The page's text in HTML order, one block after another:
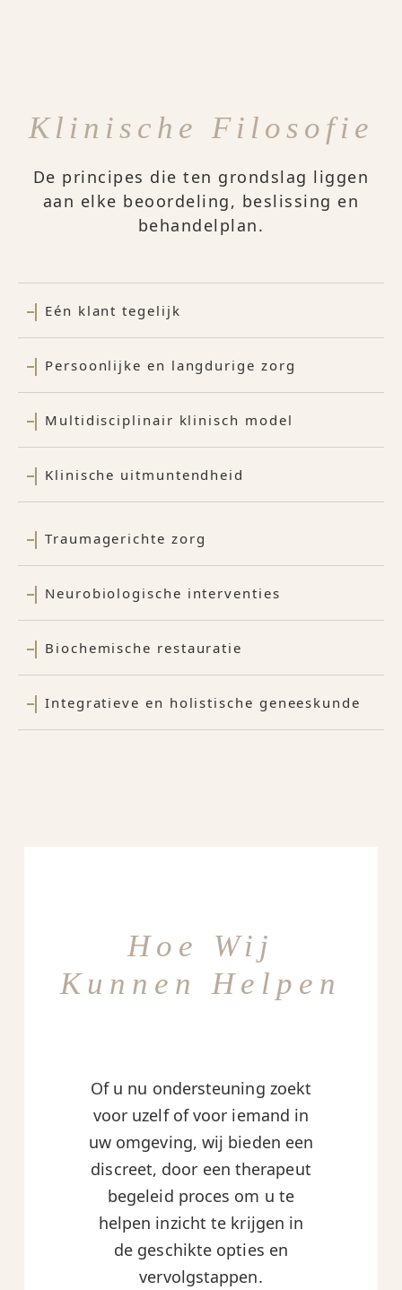
Klinische Filosofie
De principes die ten grondslag liggen
aan elke beoordeling, beslissing en
behandelplan.
Eén klant tegelijk
Persoonlijke en langdurige zorg
Multidisciplinair klinisch model
Klinische uitmuntendheid
Traumagerichte zorg
Neurobiologische interventies
Biochemische restauratie
Integratieve en holistische geneeskunde
Hoe Wij
Kunnen Helpen
Of u nu ondersteuning zoekt
voor uzelf of voor iemand in
uw omgeving, wij bieden een
discreet, door een therapeut
begeleid proces om u te
helpen inzicht te krijgen in
de geschikte opties en
vervolgstappen.